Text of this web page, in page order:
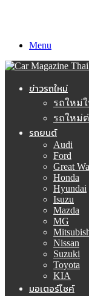
Menu
ข่าวรถใหม่
รถใหม่
รถใหม่
รถยนต์
Audi
Ford
Great
Honda
Hyundai
Isuzu
Mazda
MG
Nissan
Suzuki
Toyota
KIA
มอเตอร์ไซค์